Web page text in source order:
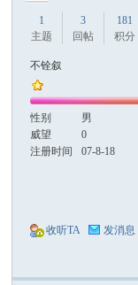
1
主题
3
回帖
181
积分
不铨叙
性别
男
威望
0
注册时间
07-8-18
收听TA 发消息